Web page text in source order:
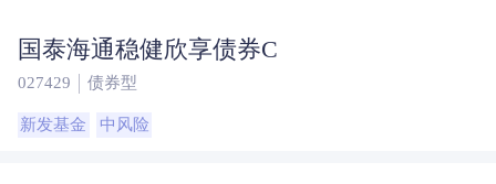
国泰海通稳健欣享债券C
027429 债券型
新发基金 中风险